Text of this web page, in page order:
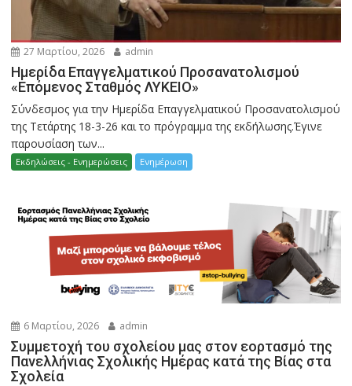
27 Μαρτίου, 2026 admin
Ημερίδα Επαγγελματικού Προσανατολισμού
«Επόμενος Σταθμός ΛΥΚΕΙΟ»
Σύνδεσμος για την Ημερίδα Επαγγελματικού Προσανατολισμού
της Τετάρτης 18-3-26 και το πρόγραμμα της εκδήλωσης.Έγινε
παρουσίαση των...
Εκδηλώσεις - Ενημερώσεις Ενημέρωση
6 Μαρτίου, 2026 admin
Συμμετοχή του σχολείου μας στον εορτασμό της
Πανελλήνιας Σχολικής Ημέρας κατά της Βίας στα
Σχολεία